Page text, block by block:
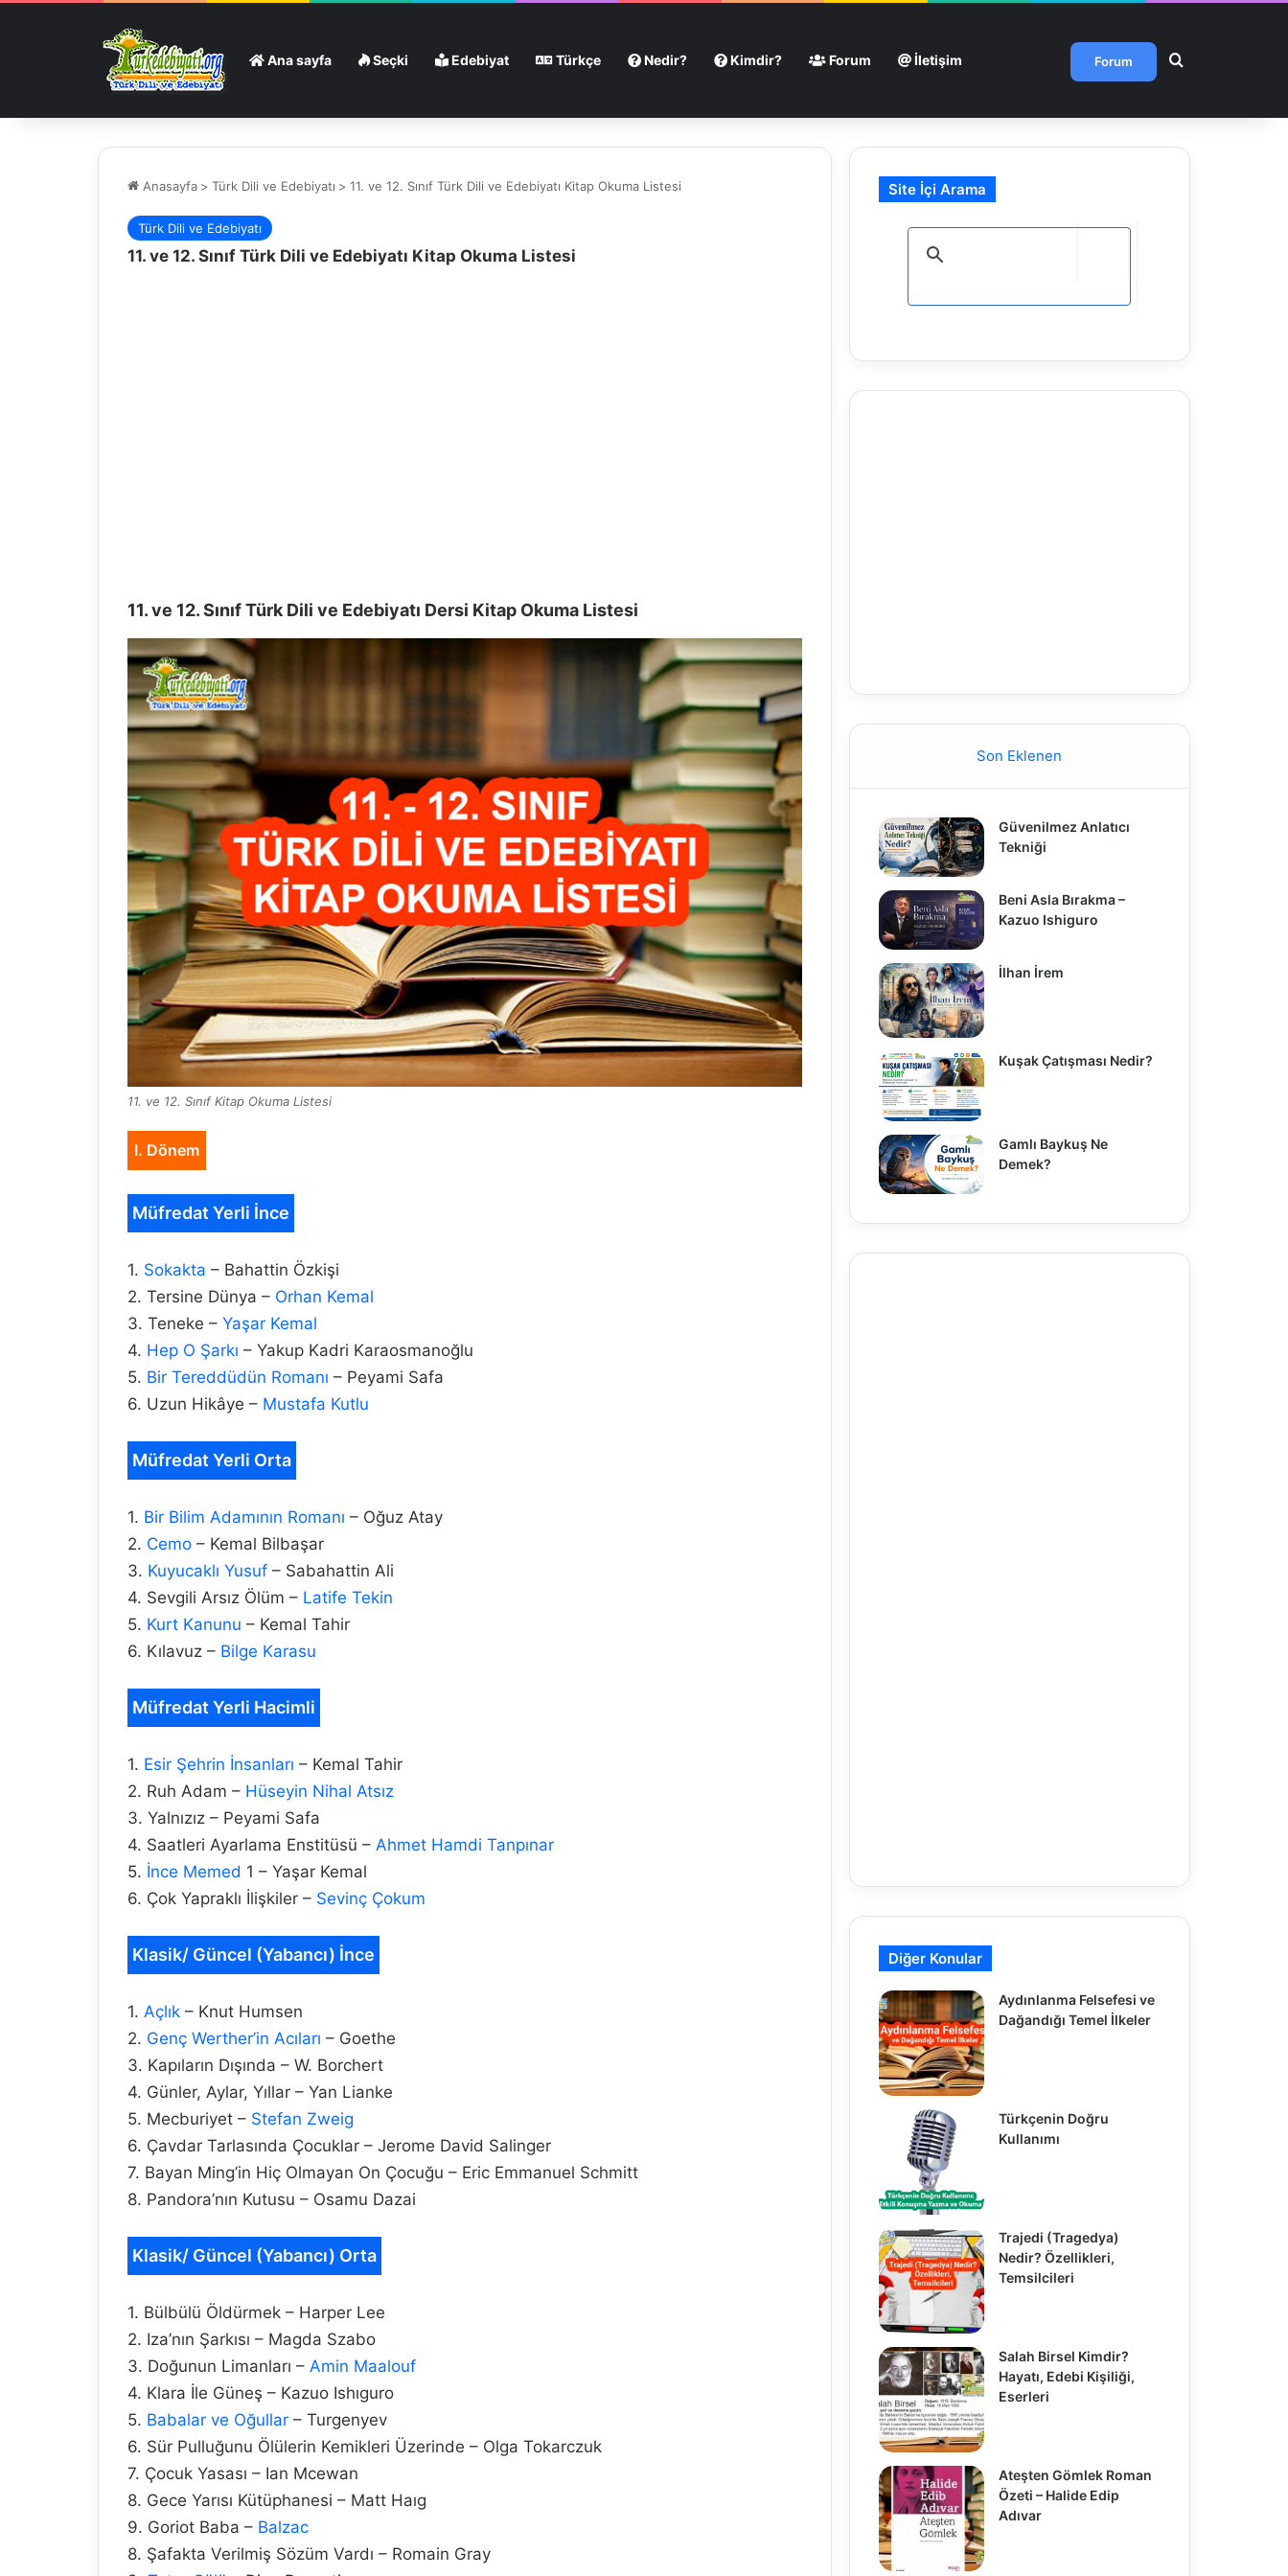
Ana sayfa Seçki Edebiyat Türkçe Nedir? Kimdir? Forum İletişim Forum Arama yap ...
Anasayfa > Türk Dili ve Edebiyatı > 11. ve 12. Sınıf Türk Dili ve Edebiyatı Kitap Okuma Listesi
Türk Dili ve Edebiyatı
11. ve 12. Sınıf Türk Dili ve Edebiyatı Kitap Okuma Listesi
11. ve 12. Sınıf Türk Dili ve Edebiyatı Dersi Kitap Okuma Listesi
11. ve 12. Sınıf Kitap Okuma Listesi
I. Dönem
Müfredat Yerli İnce
1. Sokakta – Bahattin Özkişi
2. Tersine Dünya – Orhan Kemal
3. Teneke – Yaşar Kemal
4. Hep O Şarkı – Yakup Kadri Karaosmanoğlu
5. Bir Tereddüdün Romanı – Peyami Safa
6. Uzun Hikâye – Mustafa Kutlu
Müfredat Yerli Orta
1. Bir Bilim Adamının Romanı – Oğuz Atay
2. Cemo – Kemal Bilbaşar
3. Kuyucaklı Yusuf – Sabahattin Ali
4. Sevgili Arsız Ölüm – Latife Tekin
5. Kurt Kanunu – Kemal Tahir
6. Kılavuz – Bilge Karasu
Müfredat Yerli Hacimli
1. Esir Şehrin İnsanları – Kemal Tahir
2. Ruh Adam – Hüseyin Nihal Atsız
3. Yalnızız – Peyami Safa
4. Saatleri Ayarlama Enstitüsü – Ahmet Hamdi Tanpınar
5. İnce Memed 1 – Yaşar Kemal
6. Çok Yapraklı İlişkiler – Sevinç Çokum
Klasik/ Güncel (Yabancı) İnce
1. Açlık – Knut Humsen
2. Genç Werther’in Acıları – Goethe
3. Kapıların Dışında – W. Borchert
4. Günler, Aylar, Yıllar – Yan Lianke
5. Mecburiyet – Stefan Zweig
6. Çavdar Tarlasında Çocuklar – Jerome David Salinger
7. Bayan Ming’in Hiç Olmayan On Çocuğu – Eric Emmanuel Schmitt
8. Pandora’nın Kutusu – Osamu Dazai
Klasik/ Güncel (Yabancı) Orta
1. Bülbülü Öldürmek – Harper Lee
2. Iza’nın Şarkısı – Magda Szabo
3. Doğunun Limanları – Amin Maalouf
4. Klara İle Güneş – Kazuo Ishıguro
5. Babalar ve Oğullar – Turgenyev
6. Sür Pulluğunu Ölülerin Kemikleri Üzerinde – Olga Tokarczuk
7. Çocuk Yasası – Ian Mcewan
8. Gece Yarısı Kütüphanesi – Matt Haıg
9. Goriot Baba – Balzac
8. Şafakta Verilmiş Sözüm Vardı – Romain Gray
Site İçi Arama
Son Eklenen
Güvenilmez Anlatıcı
Tekniği
Beni Asla Bırakma –
Kazuo Ishiguro
İlhan İrem
Kuşak Çatışması Nedir?
Gamlı Baykuş Ne
Demek?
Diğer Konular
Aydınlanma Felsefesi ve
Dağandığı Temel İlkeler
Türkçenin Doğru
Kullanımı
Trajedi (Tragedya)
Nedir? Özellikleri,
Temsilcileri
Salah Birsel Kimdir?
Hayatı, Edebi Kişiliği,
Eserleri
Ateşten Gömlek Roman
Özeti – Halide Edip
Adıvar